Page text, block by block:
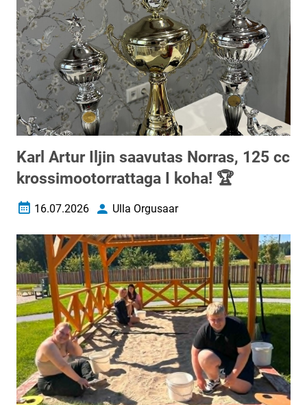
Karl Artur Iljin saavutas Norras, 125 cc
krossimootorrattaga I koha! 🏆
Loomise kuupäev
16.07.2026 AutorUlla Orgusaar